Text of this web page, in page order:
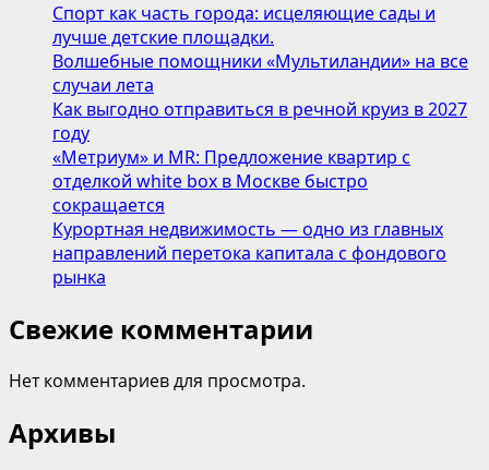
представила
новую
рекламную
кампанию FW 24/25
Спорт как часть города: исцеляющие сады и
лучше детские площадки.
Волшебные помощники «Мультиландии» на все
случаи лета
Как выгодно отправиться в речной круиз в 2027
году
«Метриум» и MR: Предложение квартир с
отделкой white box в Москве быстро
сокращается
Курортная недвижимость — одно из главных
направлений перетока капитала с фондового
рынка
Свежие комментарии
Нет комментариев для просмотра.
Архивы